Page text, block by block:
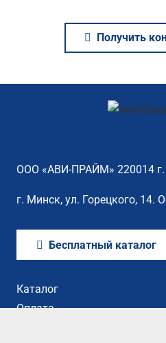
Получить
ООО «АВИ-ПРАЙМ» 220014
г. Минск, ул. Горецкого, 14.
Бесплатный каталог
Каталог
Оплата